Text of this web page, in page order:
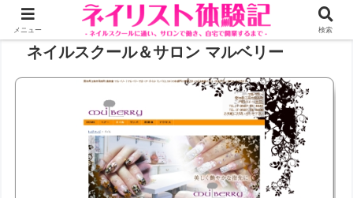
ネイルスクール＆サロン マルベリー
メニュー 検索